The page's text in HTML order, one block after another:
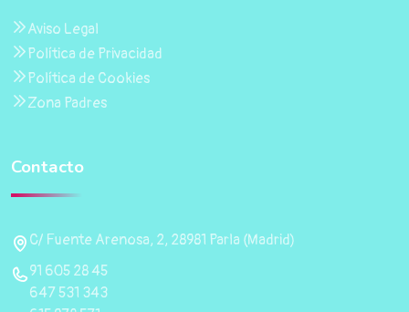
Aviso Legal
Política de Privacidad
Política de Cookies
Zona Padres
Contacto
C/ Fuente Arenosa, 2, 28981 Parla (Madrid)
91 605 28 45
647 531 343